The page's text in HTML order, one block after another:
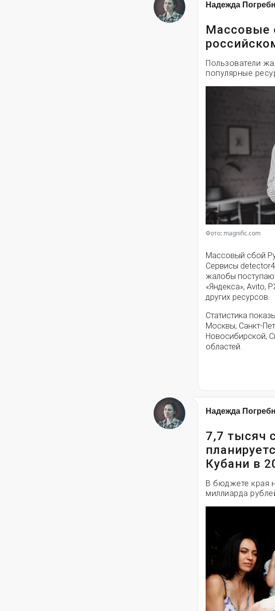
Надежда
Массовые
Пользователи
популярные
Фото: magnific.com
Массовый сбой
Сервисы
жалобы
«Яндекса», Avito,
других ресурсов.
Статистика
Москвы, Санкт-
Новосибирской,
областей.
Надежда
7,7 тысяч
Кубани в
В бюджете края
миллиарда